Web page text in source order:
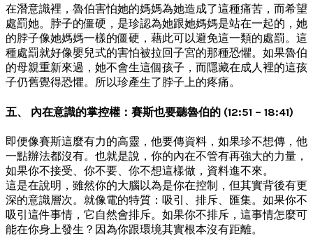
在潛意識裡，魯伯害怕她的媽媽為她造成了這種痛苦，而希望
處罰她。脖子的僵硬，是珍認為她跟她媽媽是站在一起的，她
的脖子像她媽媽一樣的僵硬，藉此可以避免這一類的處罰。這
種處罰就好像嬰兒式的害怕被拉回子宮的那種恐懼。如果魯伯
的母親重新來過，她不會生這個孩子，而隱藏在成人裡的這孩
子仍舊覺得恐懼。所以珍產生了脖子上的疼痛。
五、 內在意識的掌控權：賽斯也要聽魯伯的 (12:51 – 18:41)
即便像賽斯這麼有力的高靈，他要傳資料，如果珍不想傳，他
一點辦法都沒有。也就是說，你的內在不管有再強大的力量，
如果你不接受、你不要、你不想這樣做，資料進不來。
這是在說明，雖然你的大腦以為是你在控制，但其實背後有更
深的意識層次。就像電的特質：吸引、排斥、匯集。如果你不
吸引這件事情，它自然會排斥。如果你不排斥，這事情怎麼可
能在你身上發生？因為你跟環境其實根本沒有距離。